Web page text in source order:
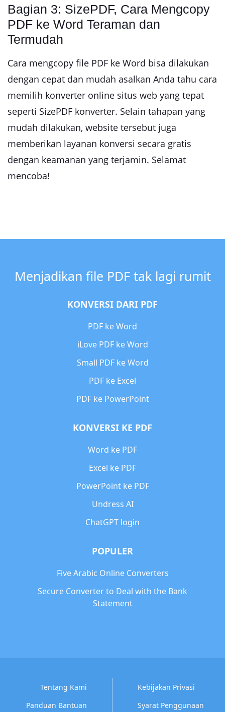
Bagian 3: SizePDF, Cara Mengcopy
PDF ke Word Teraman dan
Termudah
Cara mengcopy file PDF ke Word bisa dilakukan
dengan cepat dan mudah asalkan Anda tahu cara
memilih konverter online situs web yang tepat
seperti SizePDF konverter. Selain tahapan yang
mudah dilakukan, website tersebut juga
memberikan layanan konversi secara gratis
dengan keamanan yang terjamin. Selamat
mencoba!
Menjadikan file PDF tak lagi rumit
KONVERSI DARI PDF
PDF ke Word
iLove PDF ke Word
Small PDF ke Word
PDF ke Excel
PDF ke PowerPoint
KONVERSI KE PDF
Word ke PDF
Excel ke PDF
PowerPoint ke PDF
Undress AI
ChatGPT login
POPULER
Five Arabic Online Converters
Secure Converter to Deal with the Bank
Statement
Tentang Kami
Kebijakan Privasi
Panduan Bantuan
Syarat Penggunaan